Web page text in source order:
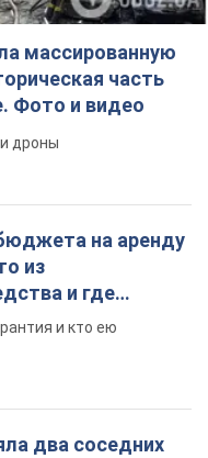
массированную
часть
Фото и видео
дроны
на аренду
из
и где
и кто ею
два соседних